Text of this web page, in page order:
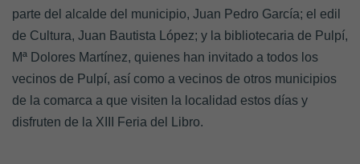
parte del alcalde del municipio, Juan Pedro García; el edil
de Cultura, Juan Bautista López; y la bibliotecaria de Pulpí,
Mª Dolores Martínez, quienes han invitado a todos los
vecinos de Pulpí, así como a vecinos de otros municipios
de la comarca a que visiten la localidad estos días y
disfruten de la XIII Feria del Libro.